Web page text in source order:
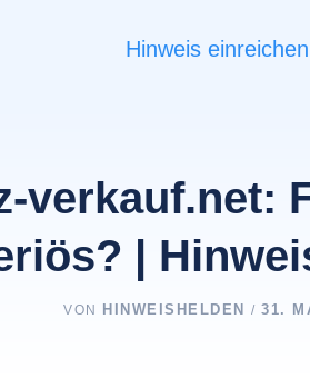
Hinweis einreichen
verkauf.net:
|
VON HINWEISHELDEN / 31.